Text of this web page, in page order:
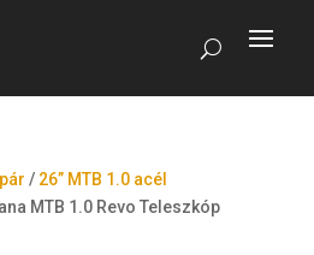
/ 26” MTB 1.0 acél
MTB 1.0 Revo Teleszkóp